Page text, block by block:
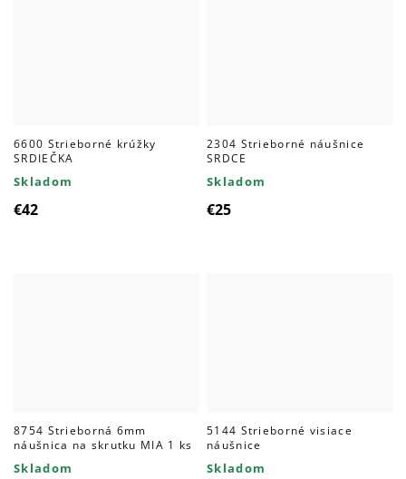
6600 Strieborné krúžky
SRDIEČKA
Skladom
€42
2304 Strieborné náušnice
SRDCE
Skladom
€25
8754 Strieborná 6mm
náušnica na skrutku MIA 1 ks
Skladom
5144 Strieborné visiace
náušnice
Skladom